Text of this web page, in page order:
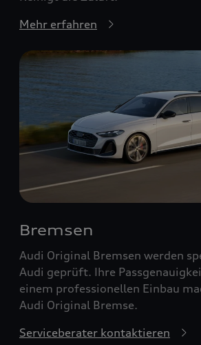
Mehr erfahren
Bremsen
Audi Original Bremsen werden
Audi geprüft. Ihre
einem professionellen Einbau
Audi Original Bremse.
Serviceberater kontaktieren